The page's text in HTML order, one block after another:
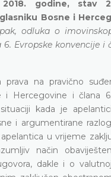
2018. godine, stav
Bosne i
odluka o
Evropske konvencije i
prava na pravično
i Hercegovine i člana
kada je
i argumentirane
u vrijeme
način
dakle i o